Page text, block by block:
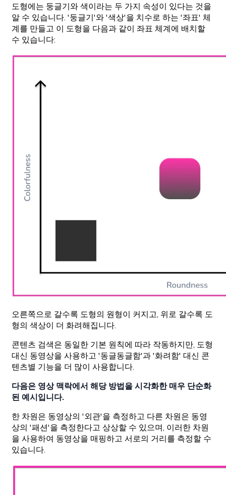
도형에는 둥글기와 색이라는 두 가지 속성이 있다는 것을
알 수 있습니다. '둥글기'와 '색상'을 치수로 하는 '좌표' 체
계를 만들고 이 도형을 다음과 같이 좌표 체계에 배치할
수 있습니다:
오른쪽으로 갈수록 도형의 원형이 커지고, 위로 갈수록 도
형의 색상이 더 화려해집니다.
콘텐츠 검색은 동일한 기본 원칙에 따라 작동하지만, 도형
대신 동영상을 사용하고 '동글동글함'과 '화려함' 대신 콘
텐츠별 기능을 더 많이 사용합니다.
다음은 영상 맥락에서 해당 방법을 시각화한 매우 단순화
된 예시입니다.
한 차원은 동영상의 '외관'을 측정하고 다른 차원은 동영
상의 '패션'을 측정한다고 상상할 수 있으며, 이러한 차원
을 사용하여 동영상을 매핑하고 서로의 거리를 측정할 수
있습니다.